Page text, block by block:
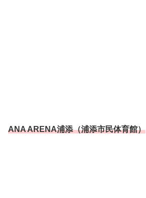
ANA ARENA浦添（浦添市民体育館）